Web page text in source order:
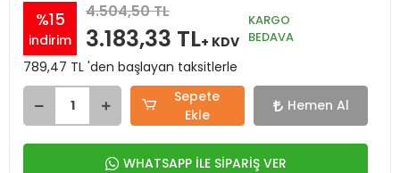
%15
indirim
4.504,50 TL
3.183,33 TL+ KDV
KARGO
BEDAVA
789,47 TL 'den başlayan taksitlerle
Sepete
Ekle
Hemen Al
WHATSAPP İLE SİPARİŞ VER